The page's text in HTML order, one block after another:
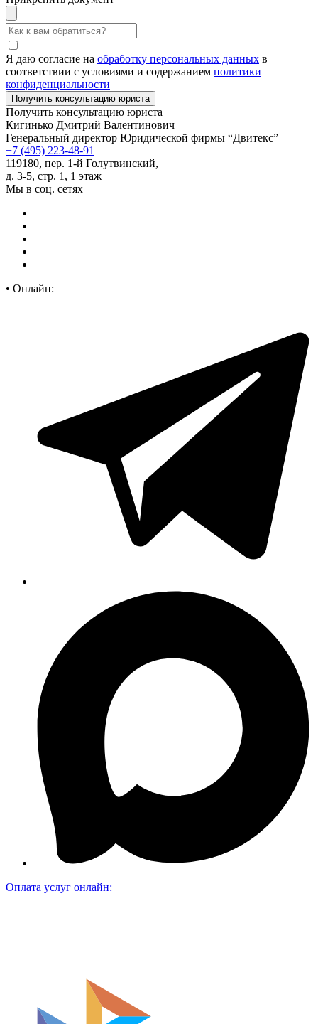
Я даю согласие на обработку персональных данных в
соответствии с условиями и содержанием политики
конфиденциальности
Получить консультацию юриста
Кигинько Дмитрий Валентинович
Генеральный директор Юридической фирмы “Двитекс”
+7 (495) 223-48-91
119180, пер. 1-й Голутвинский,
д. 3-5, стр. 1, 1 этаж
Мы в соц. сетях
• Онлайн:
Оплата услуг онлайн: